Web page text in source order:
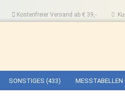
Kostenfreier Versand ab € 39,-
SONSTIGES (433) MESSTABELLEN